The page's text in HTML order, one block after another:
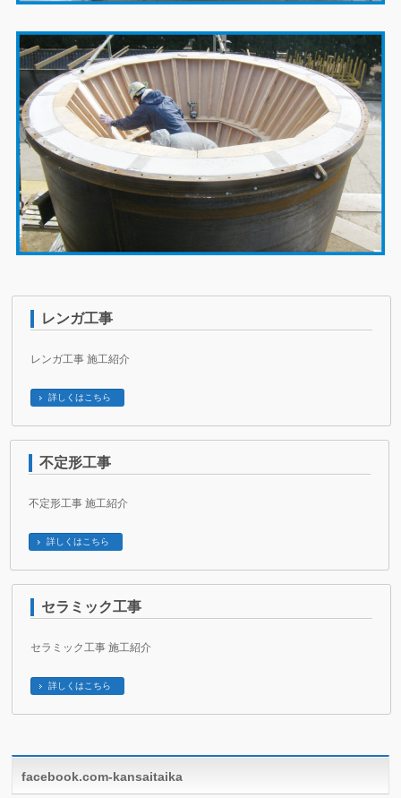
レンガ工事
レンガ工事 施工紹介
詳しくはこちら
不定形工事
不定形工事 施工紹介
詳しくはこちら
セラミック工事
セラミック工事 施工紹介
詳しくはこちら
facebook.com-kansaitaika